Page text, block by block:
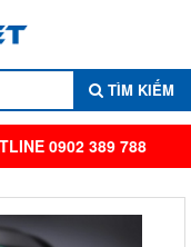
TÌM KIẾM
0902 389 788